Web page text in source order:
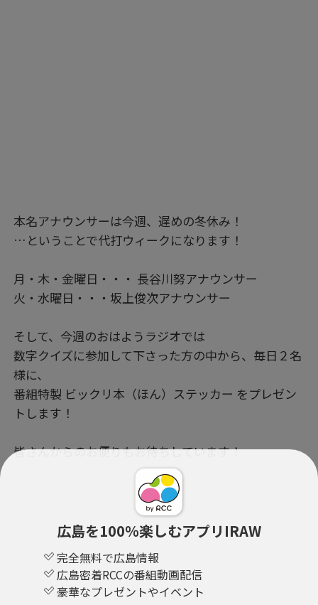
広島を100％楽しむアプリIRAW
完全無料で広島情報
広島密着RCCの番組動画配信
豪華なプレゼントやイベント
本名アナウンサーは今週、遅めの冬休み！
…ということで代打ウィークになります！
月・木・金曜日・・・ 長谷川努アナウンサー
火・水曜日・・・坂上俊次アナウンサー
そして、今週のおはようラジオでは
数字クイズに参加して下さった方の中から、毎日２名
様に、
番組特製 ビックリ本（ほん）ステッカー をプレゼン
トします！
皆さんからのお便りもお待ちしています！
PR